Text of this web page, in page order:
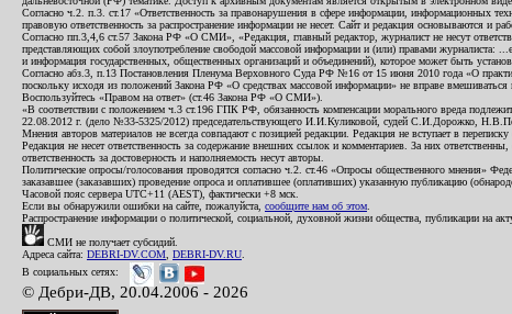
Согласно ч.2. п.3. ст.17 «Ответственность за правонарушения в сфере информации, информационных
правовую ответственность за распространение информации не несет. Сайт и редакция основываются и
Согласно пп.3,4,6 ст.57 Закона РФ «О СМИ», «Редакция, главный редактор, журналист не несут
представляющих собой злоупотребление свободой массовой информации и (или) правами журналиста:
и информация государственных, общественных организаций и объединений), которое может быть
Согласно абз.3, п.13 Постановления Пленума Верховного Суда РФ №16 от 15 июня 2010 года «О
поскольку исходя из положений Закона РФ «О средствах массовой информации» не вправе
Воспользуйтесь «Правом на ответ» (ст.46 Закона РФ «О СМИ»).
«В соответствии с положением ч.3 ст.196 ГПК РФ, обязанность компенсации морального вреда
22.08.2012 г. (дело №33-5325/2012) председательствующего И.И.Куликовой, судей С.И.Дорожко,
Мнения авторов материалов не всегда совпадают с позицией редакции. Редакция не вступает в переписку
Редакция не несет ответственность за содержание внешних ссылок и комментариев. За них
ответственность за достоверность и наполняемость несут авторы.
Политические опросы/голосования проводятся согласно ч.2. ст.46 «Опросы общественного мнения»
заказавшее (заказавших) проведение опроса и оплатившее (оплативших) указанную публикацию
Часовой пояс сервера UTC+11 (AEST), фактически +8 мск.
Если вы обнаружили ошибки на сайте, пожалуйста, сообщите нам об этом
Распространение информации о политической, социальной, духовной жизни общества, публикации на
СМИ не получает субсидий.
Адреса сайта: DEBRI-DV.COM DEBRI-DV.RU
В социальных сетях:
© Дебри-ДВ, 20.04.2006 - 2026